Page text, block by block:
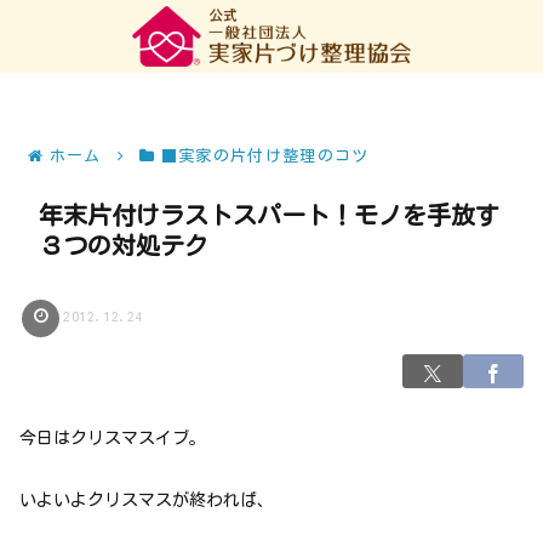
ホーム ■実家の片付け整理のコツ
年末片付けラストスパート！モノを手放す
３つの対処テク
2012.12.24
今日はクリスマスイブ。
いよいよクリスマスが終われば、